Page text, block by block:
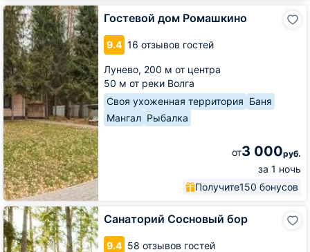
Гостевой дом Ромашкино
9.4 16 отзывов гостей
Лунево, 200 м от центра
50 м от реки Волга
Своя ухоженная территория Баня
Мангал Рыбалка
от3 000руб.
за 1 ночь
Получите150 бонусов
Гостевой
дом
Ромашкино
Санаторий Сосновый бор
9.4 58 отзывов гостей
Санаторий
Сосновый
бор